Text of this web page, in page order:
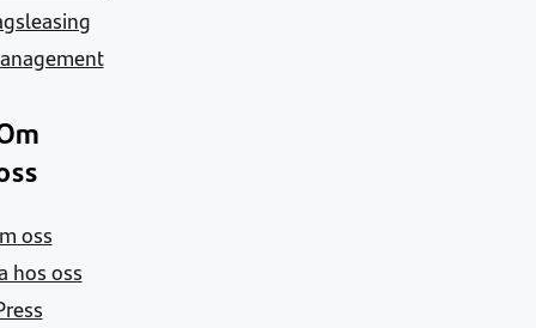
oss
hos oss